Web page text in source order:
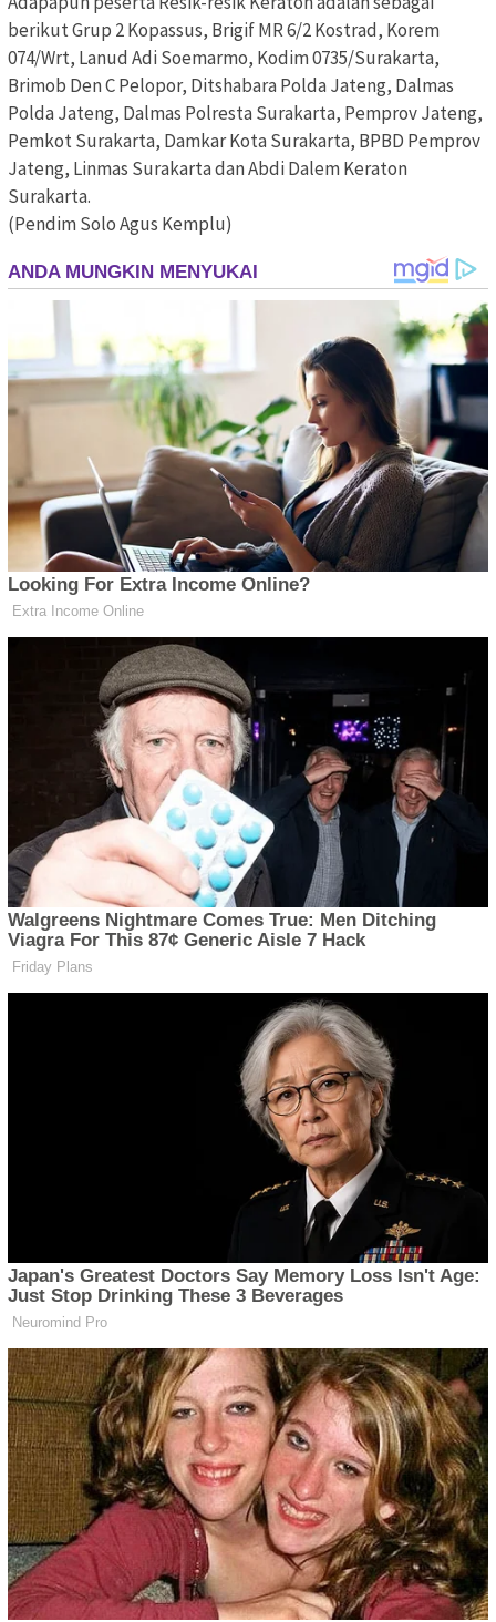
berikut Grup 2 Kopassus, Brigif MR 6/2 Kostrad, Korem
074/Wrt, Lanud Adi Soemarmo, Kodim 0735/Surakarta,
Brimob Den C Pelopor, Ditshabara Polda Jateng, Dalmas
Polda Jateng, Dalmas Polresta Surakarta, Pemprov Jateng,
Pemkot Surakarta, Damkar Kota Surakarta, BPBD Pemprov
Jateng, Linmas Surakarta dan Abdi Dalem Keraton
Surakarta.
(Pendim Solo Agus Kemplu)